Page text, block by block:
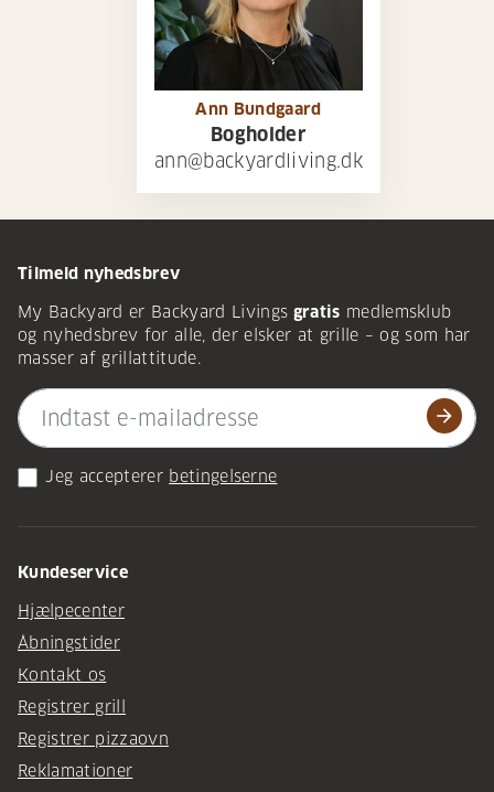
Ann Bundgaard
Bogholder
ann@backyardliving.dk
Tilmeld nyhedsbrev
My Backyard er Backyard Livings gratis medlemsklub
og nyhedsbrev for alle, der elsker at grille – og som har
masser af grillattitude.
arrow_forward
Jeg accepterer betingelserne
Kundeservice
Hjælpecenter
Åbningstider
Kontakt os
Registrer grill
Registrer pizzaovn
Reklamationer